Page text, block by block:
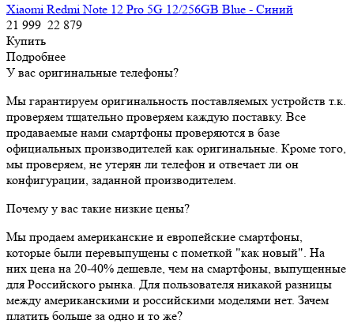
Xiaomi Redmi Note 12 Pro 5G 12/256GB Blue - Синий
21 999 22 879
Купить
Подробнее
У вас оригинальные телефоны?
Мы гарантируем оригинальность поставляемых устройств т.к.
проверяем тщательно проверяем каждую поставку. Все
продаваемые нами смартфоны проверяются в базе
официальных производителей как оригинальные. Кроме того,
мы проверяем, не утерян ли телефон и отвечает ли он
конфигурации, заданной производителем.
Почему у вас такие низкие цены?
Мы продаем американские и европейские смартфоны,
которые были перевыпущены с пометкой "как новый". На
них цена на 20-40% дешевле, чем на смартфоны, выпущенные
для Российского рынка. Для пользователя никакой разницы
между американскими и российскими моделями нет. Зачем
платить больше за одно и то же?